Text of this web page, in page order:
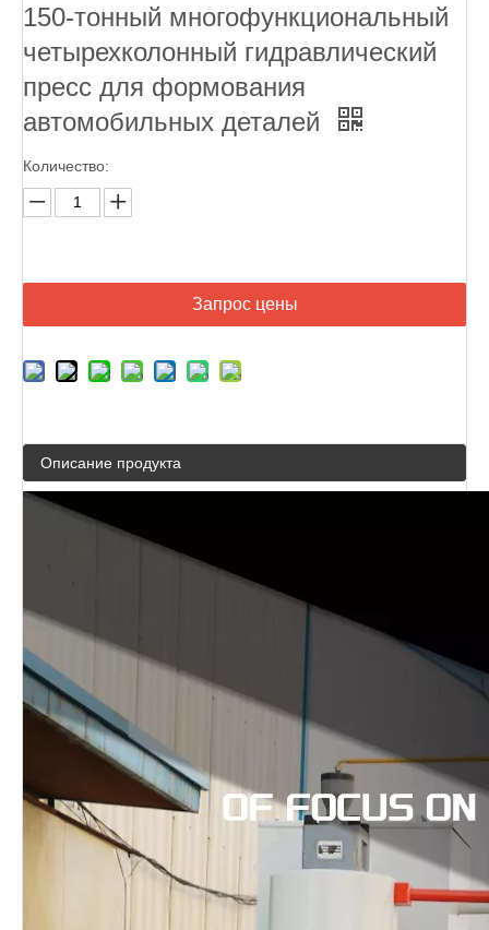
150-тонный многофункциональный
четырехколонный гидравлический
пресс для формования
автомобильных деталей
Количество:
Запрос цены
Описание продукта